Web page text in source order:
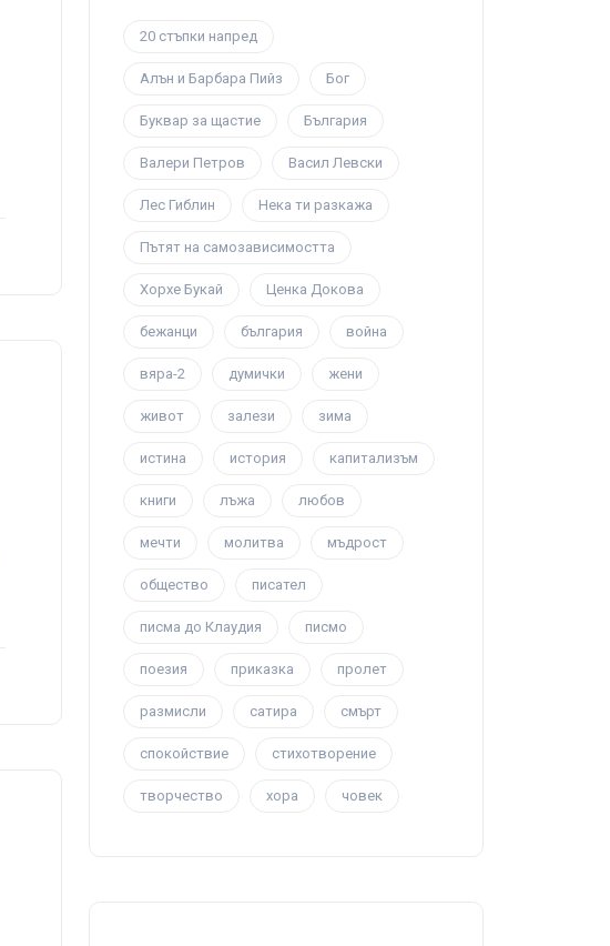
20 стъпки напред
Алън и Барбара Пийз Бог
Буквар за щастие България
Валери Петров Васил Левски
Лес Гиблин Нека ти разкажа
Пътят на самозависимостта
Хорхе Букай Ценка Докова
бежанци българия война
вяра-2 думички жени
живот залези зима
истина история капитализъм
книги лъжа любов
мечти молитва мъдрост
общество писател
писма до Клаудия писмо
поезия приказка пролет
размисли сатира смърт
спокойствие стихотворение
творчество хора човек